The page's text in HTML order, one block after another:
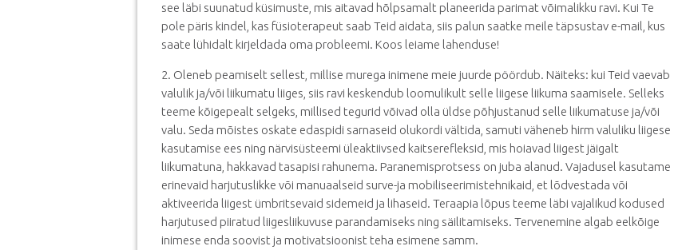
see läbi suunatud küsimuste, mis aitavad hõlpsamalt planeerida parimat võimalikku ravi. Kui Te
pole päris kindel, kas füsioterapeut saab Teid aidata, siis palun saatke meile täpsustav e-mail, kus
saate lühidalt kirjeldada oma probleemi. Koos leiame lahenduse!
2. Oleneb peamiselt sellest, millise murega inimene meie juurde pöördub. Näiteks: kui Teid vaevab
valulik ja/või liikumatu liiges, siis ravi keskendub loomulikult selle liigese liikuma saamisele. Selleks
teeme kõigepealt selgeks, millised tegurid võivad olla üldse põhjustanud selle liikumatuse ja/või
valu. Seda mõistes oskate edaspidi sarnaseid olukordi vältida, samuti väheneb hirm valuliku liigese
kasutamise ees ning närvisüsteemi üleaktiivsed kaitserefleksid, mis hoiavad liigest jäigalt
liikumatuna, hakkavad tasapisi rahunema. Paranemisprotsess on juba alanud. Vajadusel kasutame
erinevaid harjutuslikke või manuaalseid surve-ja mobiliseerimistehnikaid, et lõdvestada või
aktiveerida liigest ümbritsevaid sidemeid ja lihaseid. Teraapia lõpus teeme läbi vajalikud kodused
harjutused piiratud liigesliikuvuse parandamiseks ning säilitamiseks. Tervenemine algab eelkõige
inimese enda soovist ja motivatsioonist teha esimene samm.